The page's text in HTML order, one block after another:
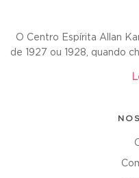
O Centro Espírita Allan
de 1927 ou 1928, quando